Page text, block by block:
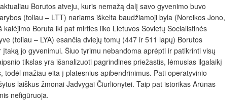
Borutos atveju, kuris nemažą dalį savo gyvenimo buvo
(toliau – LTT) nariams iškelta baudžiamoji byla (Noreikos Jono,
Boruta iki pat mirties liko Lietuvos Sovietų Socialistinės
(toliau – LYA) esančia dviejų tomų (447 ir 511 lapų) Borutos
jo gyvenimui. Šiuo tyrimu nebandoma aprėpti ir patikrinti visų
tikslas yra išanalizuoti pagrindines priežastis, lėmusias ilgalaikį
mažiau eita į platesnius apibendrinimus. Pati operatyvinio
laiškus žmonai Jadvygai Čiurlionytei. Taip pat istorikas Arūnas
nefigūruoja.